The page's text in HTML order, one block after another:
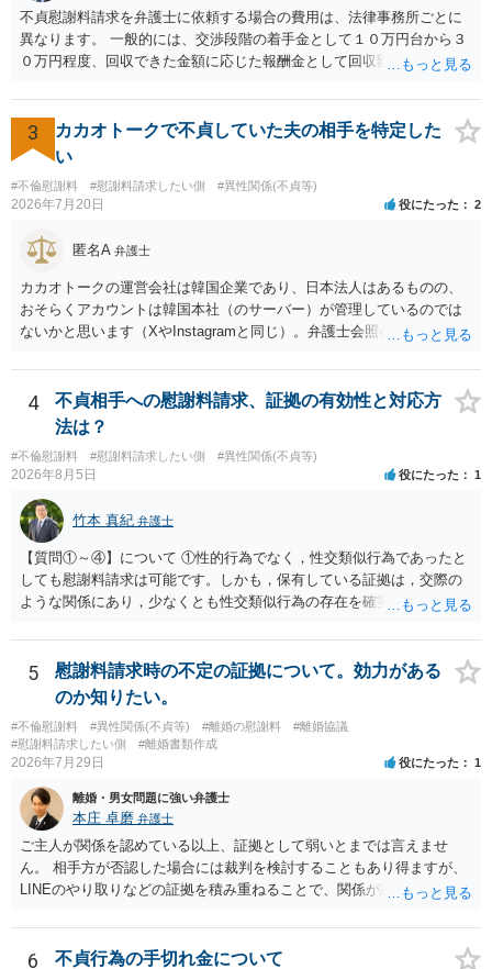
不貞慰謝料請求を弁護士に依頼する場合の費用は、法律事務所ごとに
異なります。 一般的には、交渉段階の着手金として１０万円台から３
０万円程度、回収できた金額に応じた報酬金として回収額の１０％か
には、追加着手金や日当、実費が発生することもあります。 もっと
も、証拠が十分にあるか、相手方の住所・勤務先が分かるか、慰謝料
額、離婚の有無、交渉で終わるか訴訟まで見込むかによって、費用は
できなかった場合の費用を確認しておくとよいでしょう。 弁護士選び
では、不貞慰謝料案件の経験が相応にあるか、費用体系が明確か、見
通しを過度に楽観的に言い過ぎないか、質問に具体的に答えてくれる
か、連絡方法（メール、電話、弁護士直接か事務局員を介するかな
ど）や対応スピードが合うかを確認するとよいと思います。いずれに
しましても、弁護士への相談・依頼にあたっては、証拠資料、夫と相
手方の関係、相手方の氏名・住所等、夫婦関係への影響、離婚予定の
有無など事実関係をよく整理して相談されることをお勧めいたしま
す。
3
カカオトークで不貞していた夫の相手を特定した
い
#不倫慰謝料 #慰謝料請求したい側 #異性関係(不貞等)
2026年7月20日 役にたった 2
匿名A 弁護士
カカオトークの運営会社は韓国企業であり、日本法人はあるものの、
おそらくアカウントは韓国本社（のサーバー）が管理しているのでは
ないかと思います（XやInstagramと同じ）。弁護士会照会は日本法に
対する照会は基本的にできないと解されています（弁護士会によって
は例外的に認める扱いもありますが、かなり限定されているので一般
的ではないでしょう）。もし韓国本社がアカウント管理をしているな
ら、日本法人へ送っても「ウチでは管理していない」という回答にな
ります。 個人で直接他人のID情報の開示を求めても拒否されるでしょ
4
不貞相手への慰謝料請求、証拠の有効性と対応方
法は？
#不倫慰謝料 #慰謝料請求したい側 #異性関係(不貞等)
2026年8月5日 役にたった 1
竹本 真紀 弁護士
【質問①～④】について ①性的行為でなく，性交類似行為であったと
しても慰謝料請求は可能です。しかも，保有している証拠は，交際の
ような関係にあり，少なくとも性交類似行為の存在を確実に証明でき
ことを窺わせるものです。）。ですから，慰謝料請求を進めることで
よいと思います。 ただ．慰謝料額については，婚姻破綻に至っていな
いとして，この点を考慮されることになるかもしれません。 ②夫との
今後のことを考えて書いてもらうか否かを検討するのがよいと思いま
す。今ある証拠以上のことを証明（証明力を強めることも含む）でき
るのであれば，前向きに検討を進めるという考え方でもよいでしょ
値と夫との関係との均衡のように思います。 ③行政書士に委任をして
いるのであれば，どのような内容の委任なのか不明ですが，その行政
書士との協議になると思います。請求するか，訴訟にするか，その点
の見極めや，相手方は性交類似行為は認めているのか，それさえも否
定しているのかによって，考え方・進め方は変わってくると思いま
あれば，本人（行政書士でも同じだと思います。）への対応ではあま
り変わらないように思います。減額で折り合えるなら本人様の交渉で
5
慰謝料請求時の不定の証拠について。効力がある
のか知りたい。
#不倫慰謝料 #異性関係(不貞等) #離婚の慰謝料
#離婚協議
#慰謝料請求したい側
#離婚書類作成
2026年7月29日 役にたった 1
離婚・男女問題に強い弁護士
本庄 卓磨 弁護士
ご主人が関係を認めている以上、証拠として弱いとまでは言えませ
ん。 相手方が否認した場合には裁判を検討することもあり得ますが、
LINEのやり取りなどの証拠を積み重ねることで、関係が認定される余
個別の事情によりますので、お早めに弁護士に相談されることをおす
すめします。
6 不貞行為の手切れ金について